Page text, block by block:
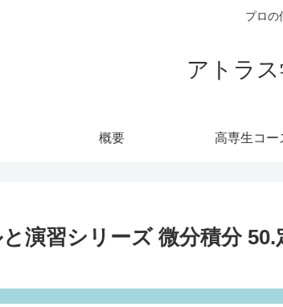
プロの
アトラ
概要 高専生コー
演習シリーズ 微分積分